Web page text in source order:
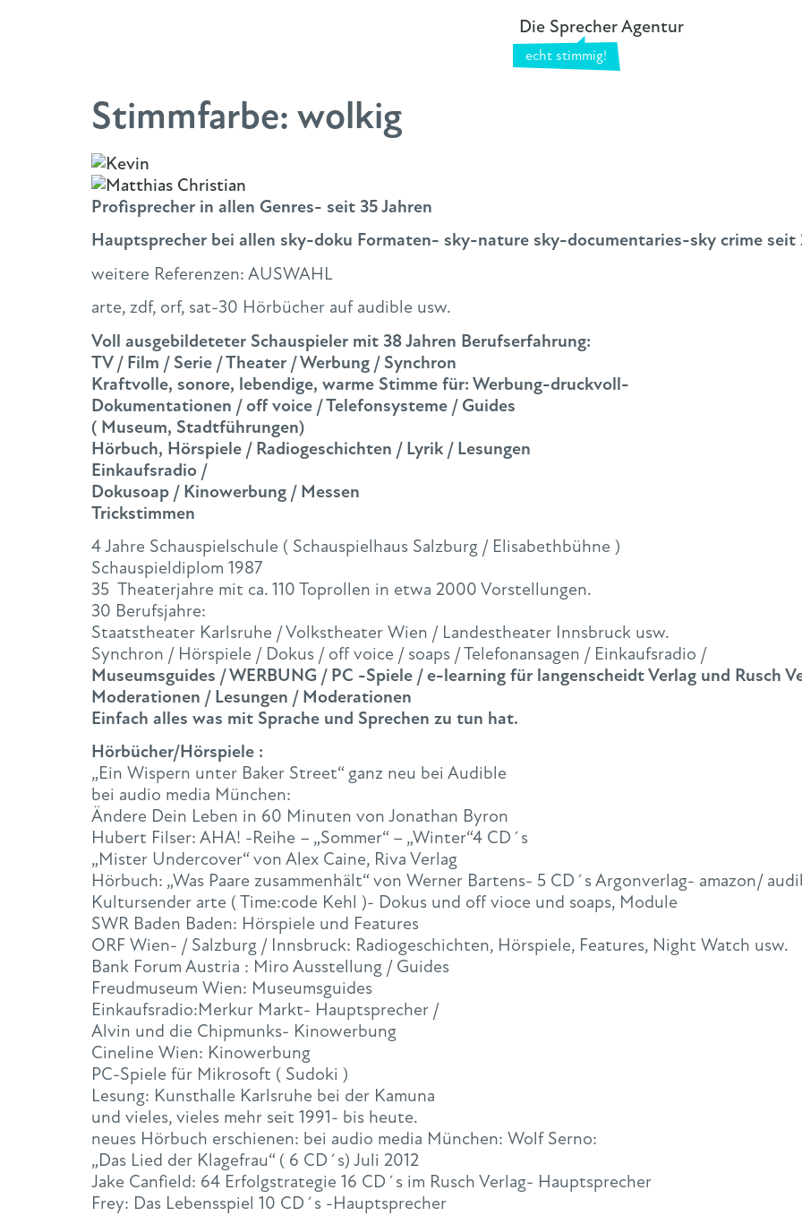
Die Sprecher Agentur
Stimmfarbe: wolkig
Profisprecher in allen Genres- seit 35 Jahren
Hauptsprecher bei allen sky-doku Formaten- sky-nature sky-documentaries-sky crime seit
weitere Referenzen: AUSWAHL
arte, zdf, orf, sat-30 Hörbücher auf audible usw.
Voll ausgebildeteter Schauspieler mit 38 Jahren Berufserfahrung:
TV / Film / Serie / Theater / Werbung / Synchron
Kraftvolle, sonore, lebendige, warme Stimme für: Werbung-druckvoll-
Dokumentationen / off voice / Telefonsysteme / Guides
( Museum, Stadtführungen)
Hörbuch, Hörspiele / Radiogeschichten / Lyrik / Lesungen
Einkaufsradio /
Dokusoap / Kinowerbung / Messen
Trickstimmen
4 Jahre Schauspielschule ( Schauspielhaus Salzburg / Elisabethbühne )
Schauspieldiplom 1987
35 Theaterjahre mit ca. 110 Toprollen in etwa 2000 Vorstellungen.
30 Berufsjahre:
Staatstheater Karlsruhe / Volkstheater Wien / Landestheater Innsbruck usw.
Synchron / Hörspiele / Dokus / off voice / soaps / Telefonansagen / Einkaufsradio /
Museumsguides / WERBUNG / PC -Spiele / e-learning für langenscheidt Verlag und Rusch
Moderationen / Lesungen / Moderationen
Einfach alles was mit Sprache und Sprechen zu tun hat.
Hörbücher/Hörspiele :
„Ein Wispern unter Baker Street“ ganz neu bei Audible
bei audio media München:
Ändere Dein Leben in 60 Minuten von Jonathan Byron
Hubert Filser: AHA! -Reihe – „Sommer“ – „Winter“4 CD´s
„Mister Undercover“ von Alex Caine, Riva Verlag
Hörbuch: „Was Paare zusammenhält“ von Werner Bartens- 5 CD´s Argonverlag- amazon/
Kultursender arte ( Time:code Kehl )- Dokus und off vioce und soaps, Module
SWR Baden Baden: Hörspiele und Features
ORF Wien- / Salzburg / Innsbruck: Radiogeschichten, Hörspiele, Features, Night Watch usw.
Bank Forum Austria : Miro Ausstellung / Guides
Freudmuseum Wien: Museumsguides
Einkaufsradio:Merkur Markt- Hauptsprecher /
Alvin und die Chipmunks- Kinowerbung
Cineline Wien: Kinowerbung
PC-Spiele für Mikrosoft ( Sudoki )
Lesung: Kunsthalle Karlsruhe bei der Kamuna
und vieles, vieles mehr seit 1991- bis heute.
neues Hörbuch erschienen: bei audio media München: Wolf Serno:
„Das Lied der Klagefrau“ ( 6 CD´s) Juli 2012
Jake Canfield: 64 Erfolgstrategie 16 CD´s im Rusch Verlag- Hauptsprecher
Frey: Das Lebensspiel 10 CD´s -Hauptsprecher